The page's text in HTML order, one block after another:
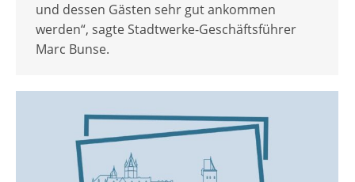
und dessen Gästen sehr gut ankommen
werden“, sagte Stadtwerke-Geschäftsführer
Marc Bunse.